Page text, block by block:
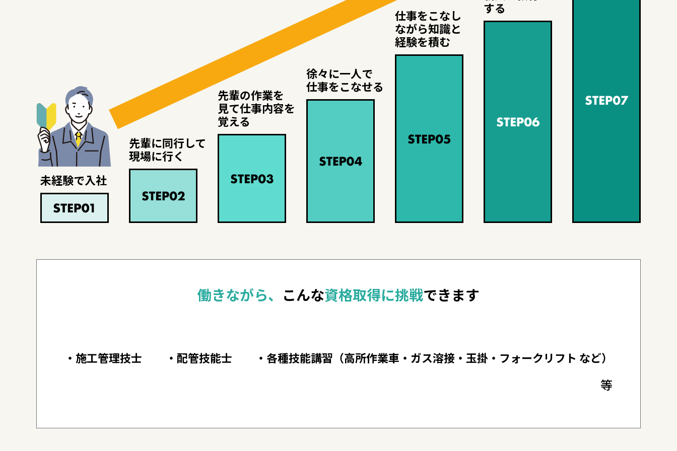
未経験で入社
先輩に同行して
現場に行く
先輩の作業を
見て仕事内容を
覚える
徐々に一人で
仕事をこなせる
仕事をこなし
ながら知識と
経験を積む
する
働きながら、 こんな資格取得に挑戦できます
・施工管理技士 ・配管技能士 ・各種技能講習 （高所作業車・ガス溶接・玉掛・フォークリフト など）
等